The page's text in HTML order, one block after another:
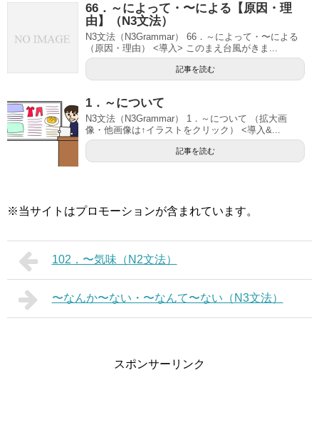
66．～によって・〜による【原因・理
由】（N3文法）
N3文法（N3Grammar） 66．～によって・〜による
（原因・理由） <導入> このまえ台風がきま...
記事を読む
1．～について
N3文法（N3Grammar） 1．～について （拡大画
像・他画像は↑イラストをクリック） <導入&...
記事を読む
※当サイトはプロモーションが含まれています。
102．〜気味（N2文法）
〜なんか〜ない・〜なんて〜ない（N3文法）
スポンサーリンク